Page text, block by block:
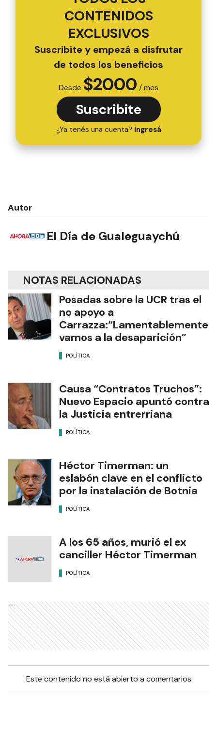
CONTENIDOS
EXCLUSIVOS
Suscribite y empezá a disfrutar
de todos los beneficios
Desde $2000 / mes
Suscribite
¿Ya tenés una cuenta? Ingresá
Autor
El Día de Gualeguaychú
NOTAS RELACIONADAS
Posadas sobre la UCR tras el
no apoyo a
Carrazza:“Lamentablemente
vamos a la desaparición”
POLÍTICA
Causa “Contratos Truchos”:
Nuevo Espacio apuntó contra
la Justicia entrerriana
POLÍTICA
Héctor Timerman: un
eslabón clave en el conflicto
por la instalación de Botnia
POLÍTICA
A los 65 años, murió el ex
canciller Héctor Timerman
POLÍTICA
Ads
Este contenido no está abierto a comentarios